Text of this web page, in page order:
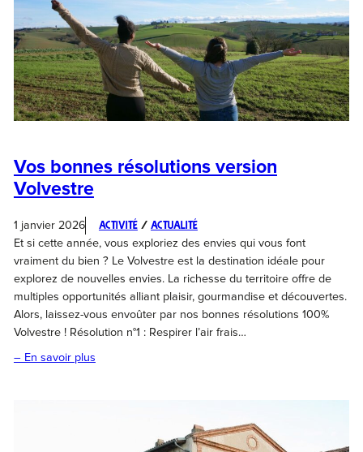
Vos bonnes résolutions version
Volvestre
1 janvier 2026 Activité / Actualité
Et si cette année, vous exploriez des envies qui vous font
vraiment du bien ? Le Volvestre est la destination idéale pour
explorez de nouvelles envies. La richesse du territoire offre de
multiples opportunités alliant plaisir, gourmandise et découvertes.
Alors, laissez-vous envoûter par nos bonnes résolutions 100%
Volvestre ! Résolution n°1 : Respirer l’air frais…
– En savoir plus